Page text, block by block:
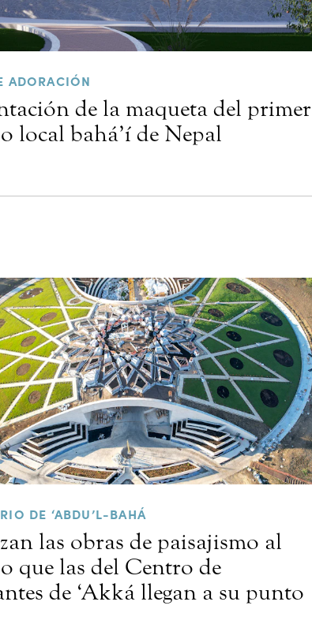
ADORACIÓN
de la maqueta del primer
local bahá’í de Nepal
DE ‘ABDU’L-BAHÁ
las obras de paisajismo al
que las del Centro de
de ‘Akká llegan a su punto